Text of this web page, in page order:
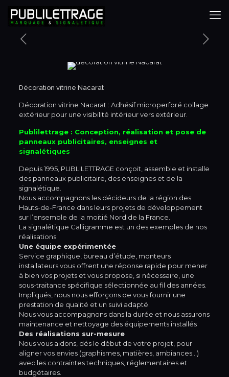
Décoration vitrine Nacarat
Décoration vitrine Nacarat : Adhésif microperforé collage
extérieur pour une visibilité intérieur vers extérieur.
Publilettrage : Conception, réalisation et pose de
panneaux publicitaires, enseignes et
signalétiques
Depuis 1995, PUBLILETTRAGE conçoit, assemble et installe
des panneaux publicitaire, des enseignes et de la
signalétique.
Nous accompagnons les décideurs de la région des
Hauts-de-France dans leurs projets de développement
sur l’ensemble de la moitié Nord de la France.
La signalétique Calligramme est un des exemples de nos
réalisations
Une équipe expérimentée
Service graphique, bureau d’étude, monteurs
installateurs vous offrent une réponse rapide pour mener
à bien vos projets et vous propose, si nécessaire, une
sous-traitance spécifique sélectionnée au fil des années.
Impliqués, nous nous efforçons de vous fournir une
prestation de qualité et un suivi adapté.
Nous vous accompagnons dans la durée et nous assurons
maintenance et nettoyage des équipements installés
Des réalisations sur-mesure
Nous vous aidons, dés le début de votre projet, pour
aligner vos envies (graphismes, matières, ambiances…)
avec les contraintes techniques, réglementaires et
budgétaires.